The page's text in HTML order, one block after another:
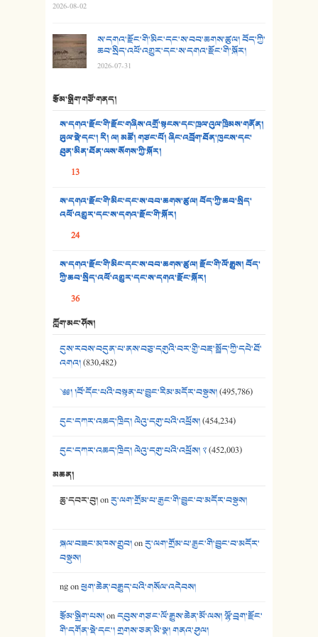
30. སི་ལིང་འབྲི་མོ། - ཕན་ཐོག
31. ཕ་ཡུལ་ཡར་ཀླུང་།
32. ཨ་མ།
33. འཛོམས་པའི་ལམ།
34. ཉི་མ་སེམས་ལ་ཞོག་དང་། - ཟླ་སྒྲོན།
36. ཟླ་གཞོན་སྙན་དབྱངས། - ཟླ་སྒྲོན།
38. ཡབ་ཡུམ། - ཟླ་སྒྲོན།
2026-08-02
ས་དགའ་རྫོང་གི་མིང་དང་ས་བབ་ཆགས་ཚུལ། བོད་ཀྱི་
ཆབ་སྲིད་འཕོ་འགྱུར་དང་ས་དགའ་རྫོང་གི་སྐོར།
2026-07-31
རྩོམ་སྒྲིག་གཙོ་གནད།
ས་དགའ་རྫོང་གི་རྫོང་གཞིས་འགྲོ་སྟངས་དང་ཁྲལ་འུལ་ཁྲིམས་གནོན།
ཡུལ་སྡེ་དང་། རི། ལ། མཚོ། གཙང་པོ། ཞིང་འབྲོག་ཐོན་ཁུངས་དང་
ཐུན་མིན་ཐོན་ལས་སོགས་ཀྱི་སྐོར།
13
ས་དགའ་རྫོང་གི་མིང་དང་ས་བབ་ཆགས་ཚུལ། བོད་ཀྱི་ཆབ་སྲིད་
འཕོ་འགྱུར་དང་ས་དགའ་རྫོང་གི་སྐོར།
24
ས་དགའ་རྫོང་གི་མིང་དང་ས་བབ་ཆགས་ཚུལ། རྫོང་གི་ལོ་རྒྱུས། བོད་
ཀྱི་ཆབ་སྲིད་འཕོ་འགྱུར་དང་ས་དགའ་རྫོང་སྐོར།
36
ཀློག་མང་ཤོས།
དུས་རབས་བདུན་པ་ནས་བཅུ་དགུའི་བར་གྱི་བརྡ་སྤྲོད་ཀྱི་དཔེ་ཐོ་
འགའ།(830,482)
༄༅། །བོ་དོང་པའི་བསྟན་པ་བྱུང་རིམ་མདོར་བསྡུས།(495,786)
དུང་དཀར་འཆད་ཁྲིད། ལེའུ་དགུ་པའི་འཕྲོས།(454,234)
དུང་དཀར་འཆད་ཁྲིད། ལེའུ་དགུ་པའི་འཕྲོས། ༢(452,003)
མཆན།
ཆུ་དབར་བུ།onརུ་ལག་གྲོམ་པ་རྒྱང་གི་བྱུང་བ་མདོར་བསྡུས།
སྐལ་བཟང་མཁས་གྲུབ།onརུ་ལག་གྲོམ་པ་རྒྱང་གི་བྱུང་བ་མདོར་
བསྡུས།
ngonཕྱག་ཆེན་བརྒྱུད་པའི་གསོལ་འདེབས།
རྩོམ་སྒྲིག་པས།onདབུས་གཙང་ལོ་རྒྱུས་ཆེན་མོ་ལས། ལྷོ་བྲག་རྫོང་
གི་དགོན་སྡེ་དང་། གྲགས་ཅན་མི་སྣ། གནའ་ཤུལ།